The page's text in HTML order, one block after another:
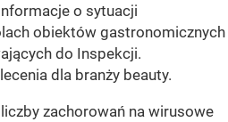
o sytuacji
obiektów gastronomicznych
do Inspekcji.
dla branży beauty.
zachorowań na wirusowe